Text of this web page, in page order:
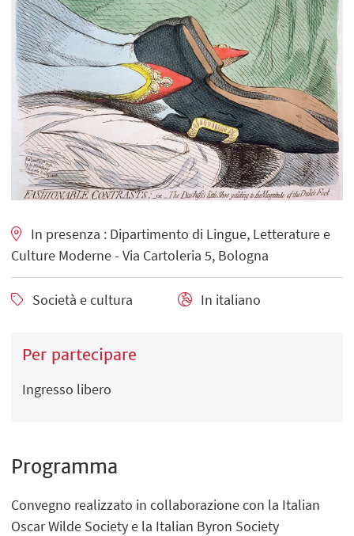
In presenza : Dipartimento di Lingue, Letterature e
Culture Moderne - Via Cartoleria 5, Bologna
Società e cultura In italiano
Per partecipare
Ingresso libero
Programma
Convegno realizzato in collaborazione con la Italian
Oscar Wilde Society e la Italian Byron Society